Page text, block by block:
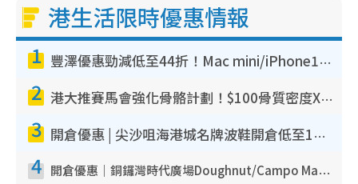
港生活限時優惠情報
1 豐澤優惠勁減低至44折！Mac mini/iPhone17Pro大減價！廚房家電$220起
2 港大推賽馬會強化骨骼計劃！$100骨質密度X光檢查 完成免費運動訓練送超市禮券！附參加資格
3 開倉優惠 | 尖沙咀海港城名牌波鞋開倉低至1折！On鞋$899起／Joy&Peace鞋履$98起
4 開倉優惠｜銅鑼灣時代廣場Doughnut/Campo Marzio開倉低至1折！背囊、書包、手袋劈價$200起